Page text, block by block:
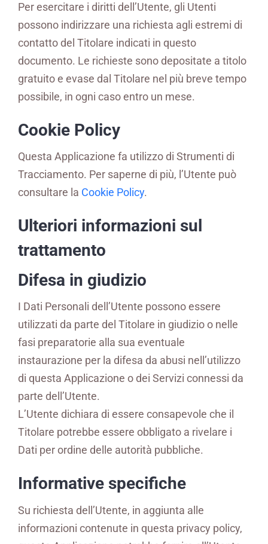
Per esercitare i diritti dell’Utente, gli Utenti
possono indirizzare una richiesta agli estremi di
contatto del Titolare indicati in questo
documento. Le richieste sono depositate a titolo
gratuito e evase dal Titolare nel più breve tempo
possibile, in ogni caso entro un mese.
Cookie Policy
Questa Applicazione fa utilizzo di Strumenti di
Tracciamento. Per saperne di più, l’Utente può
consultare la Cookie Policy.
Ulteriori informazioni sul
trattamento
Difesa in giudizio
I Dati Personali dell’Utente possono essere
utilizzati da parte del Titolare in giudizio o nelle
fasi preparatorie alla sua eventuale
instaurazione per la difesa da abusi nell’utilizzo
di questa Applicazione o dei Servizi connessi da
parte dell’Utente.
L’Utente dichiara di essere consapevole che il
Titolare potrebbe essere obbligato a rivelare i
Dati per ordine delle autorità pubbliche.
Informative specifiche
Su richiesta dell’Utente, in aggiunta alle
informazioni contenute in questa privacy policy,